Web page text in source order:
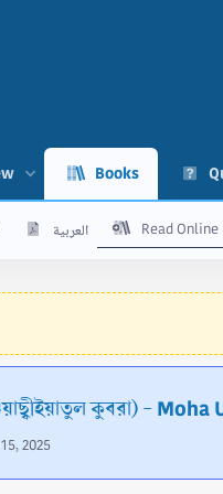
Books
العربية Read Online
কুবরা) -
2025